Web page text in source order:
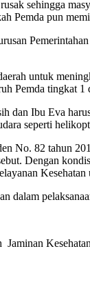
sehingga
Pemda pun
untuk
Pemda tingkat 1
dan Ibu Eva
seperti
No. 82 tahun
Dengan
dalam
Jaminan Kesehatan